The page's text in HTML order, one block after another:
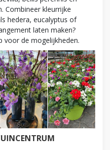
Combineer kleurrijke
hedera, eucalyptus of
laten maken?
voor de mogelijkheden.